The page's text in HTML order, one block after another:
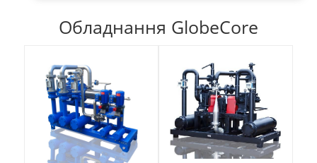
Обладнання GlobeCore